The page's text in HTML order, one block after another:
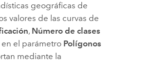
geográficas de
valores de las curvas de
, Número de clases
el parámetro Polígonos
mediante la